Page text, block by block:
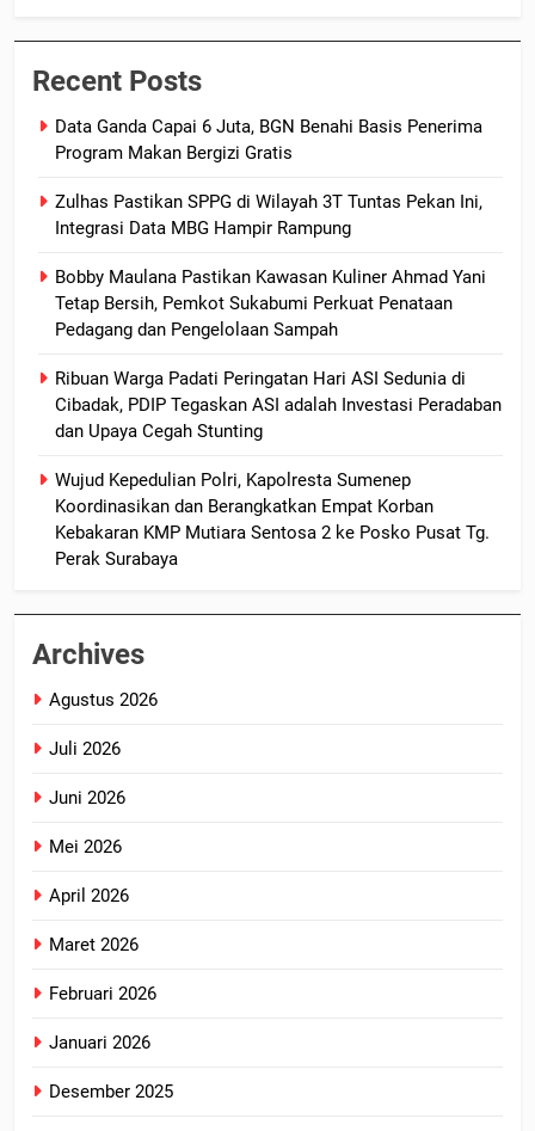
Recent Posts
Data Ganda Capai 6 Juta, BGN Benahi Basis Penerima
Program Makan Bergizi Gratis
Zulhas Pastikan SPPG di Wilayah 3T Tuntas Pekan Ini,
Integrasi Data MBG Hampir Rampung
Bobby Maulana Pastikan Kawasan Kuliner Ahmad Yani
Tetap Bersih, Pemkot Sukabumi Perkuat Penataan
Pedagang dan Pengelolaan Sampah
Ribuan Warga Padati Peringatan Hari ASI Sedunia di
Cibadak, PDIP Tegaskan ASI adalah Investasi Peradaban
dan Upaya Cegah Stunting
Wujud Kepedulian Polri, Kapolresta Sumenep
Koordinasikan dan Berangkatkan Empat Korban
Kebakaran KMP Mutiara Sentosa 2 ke Posko Pusat Tg.
Perak Surabaya
Archives
Agustus 2026
Juli 2026
Juni 2026
Mei 2026
April 2026
Maret 2026
Februari 2026
Januari 2026
Desember 2025